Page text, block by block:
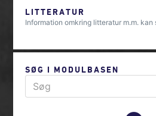
LITTERATUR
Information omkring litteratur m.m. kan
SØG I MODULBASEN